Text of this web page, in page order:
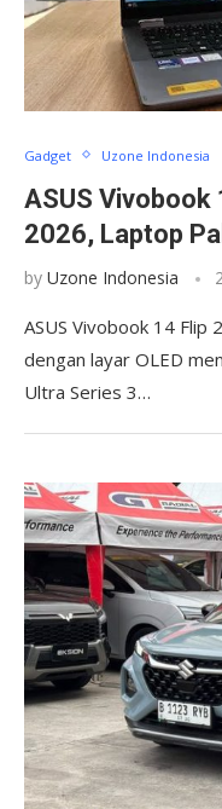
Gadget Uzone Indonesia
ASUS
2026, Laptop
by Uzone Indonesia
ASUS Vivobook 14
dengan layar OLED
Ultra Series 3…